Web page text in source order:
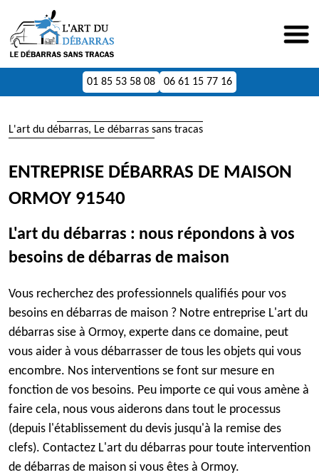
01 85 53 58 08 06 61 15 77 16
L'art du débarras, Le débarras sans tracas
ENTREPRISE DÉBARRAS DE MAISON
ORMOY 91540
L'art du débarras : nous répondons à vos
besoins de débarras de maison
Vous recherchez des professionnels qualifiés pour vos
besoins en débarras de maison ? Notre entreprise L'art du
débarras sise à Ormoy, experte dans ce domaine, peut
vous aider à vous débarrasser de tous les objets qui vous
encombre. Nos interventions se font sur mesure en
fonction de vos besoins. Peu importe ce qui vous amène à
faire cela, nous vous aiderons dans tout le processus
(depuis l'établissement du devis jusqu'à la remise des
clefs). Contactez L'art du débarras pour toute intervention
de débarras de maison si vous êtes à Ormoy.